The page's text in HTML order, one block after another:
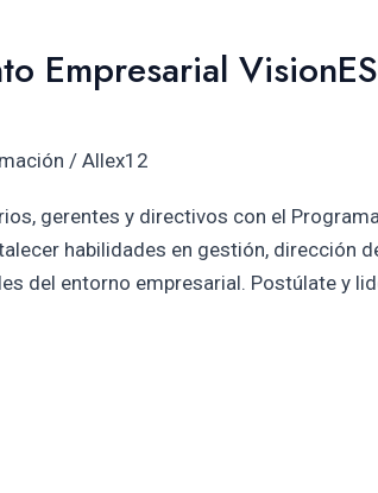
Empresarial
/Allex12
gerentes y directivos con el
habilidades en gestión, dirección
del entorno empresarial. Postúlate y